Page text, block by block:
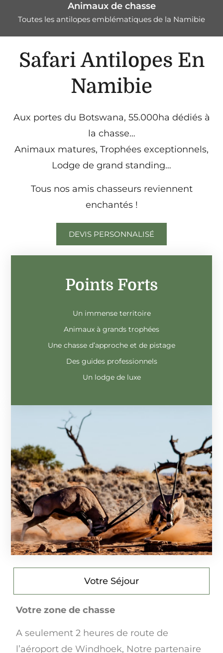
Animaux de chasse
Toutes les antilopes emblématiques de la Namibie
Safari Antilopes En
Namibie
Aux portes du Botswana, 55.000ha dédiés à
la chasse…
Animaux matures, Trophées exceptionnels,
Lodge de grand standing…
Tous nos amis chasseurs reviennent
enchantés !
DEVIS PERSONNALISÉ
Points Forts
Un immense territoire
Animaux à grands trophées
Une chasse d’approche et de pistage
Des guides professionnels
Un lodge de luxe
Points Forts
Un immense territoire
Animaux à grands trophées
Une chasse d’approche et de pistage
Des guides professionnels
Un lodge de luxe
Votre Séjour
Votre zone de chasse
A seulement 2 heures de route de
l’aéroport de Windhoek, Notre partenaire